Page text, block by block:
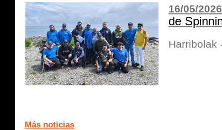
16/05/
de
Harribolak
Más noticias